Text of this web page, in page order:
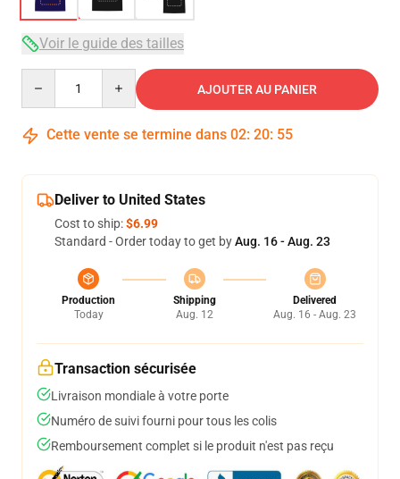
Voir le guide des tailles
AJOUTER AU PANIER
Cette vente se termine dans 02: 20: 54
Deliver to United States
Cost to ship:$6.99
Standard - Order today to get byAug. 16 - Aug. 23
Production
Today
Shipping
Aug. 12
Delivered
Aug. 16 - Aug. 23
Transaction sécurisée
Livraison mondiale à votre porte
Numéro de suivi fourni pour tous les colis
Remboursement complet si le produit n'est pas reçu